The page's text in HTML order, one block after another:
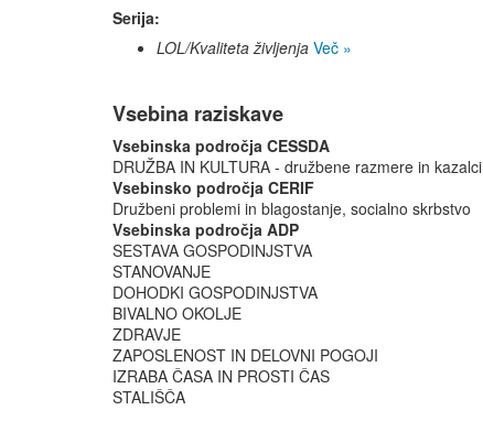
Serija:
LOL/Kvaliteta življenja Več »
Vsebina raziskave
Vsebinska področja CESSDA
DRUŽBA IN KULTURA - družbene razmere in kazalci
Vsebinsko področja CERIF
Družbeni problemi in blagostanje, socialno skrbstvo
Vsebinska področja ADP
SESTAVA GOSPODINJSTVA
STANOVANJE
DOHODKI GOSPODINJSTVA
BIVALNO OKOLJE
ZDRAVJE
ZAPOSLENOST IN DELOVNI POGOJI
IZRABA ČASA IN PROSTI ČAS
STALIŠČA